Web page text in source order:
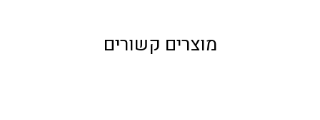
מוצרים קשורים